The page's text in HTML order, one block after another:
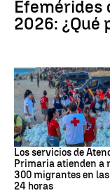
Efemérides
2026: ¿Qué
Crisis migratoria
Los servicios de
Primaria atienden a
300 migrantes en
24 horas